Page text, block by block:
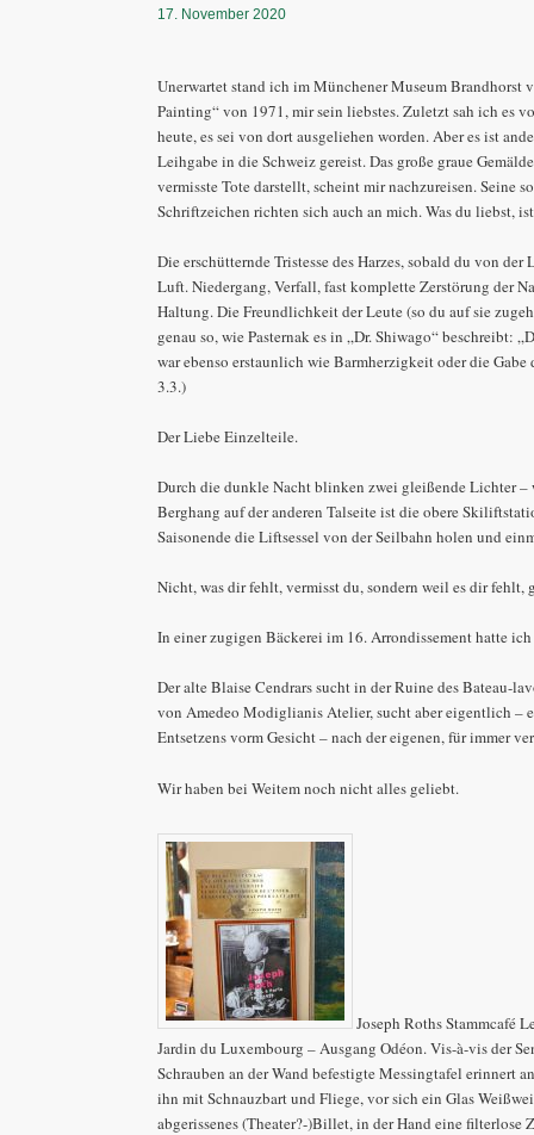
17. November 2020
Unerwartet stand ich im Münchener Museum Brandhorst
Painting“ von 1971, mir sein liebstes. Zuletzt sah ich es
heute, es sei von dort ausgeliehen worden. Aber es ist
Leihgabe in die Schweiz gereist. Das große graue
vermisste Tote darstellt, scheint mir nachzureisen. Seine
Schriftzeichen richten sich auch an mich. Was du liebst,
Die erschütternde Tristesse des Harzes, sobald du von
Luft. Niedergang, Verfall, fast komplette Zerstörung der
Haltung. Die Freundlichkeit der Leute (so du auf sie
genau so, wie Pasternak es in „Dr. Shiwago“ beschreibt:
war ebenso erstaunlich wie Barmherzigkeit oder die Gabe
3.3.)
Der Liebe Einzelteile.
Durch die dunkle Nacht blinken zwei gleißende Lichter –
Berghang auf der anderen Talseite ist die obere
Saisonende die Liftsessel von der Seilbahn holen und
Nicht, was dir fehlt, vermisst du, sondern weil es dir fehlt,
In einer zugigen Bäckerei im 16. Arrondissement hatte
Der alte Blaise Cendrars sucht in der Ruine des Bateau-
von Amedeo Modiglianis Atelier, sucht aber eigentlich –
Entsetzens vorm Gesicht – nach der eigenen, für immer
Wir haben bei Weitem noch nicht alles geliebt.
Joseph Roths Stammcafé
Jardin du Luxembourg – Ausgang Odéon. Vis-à-vis der
Schrauben an der Wand befestigte Messingtafel erinnert
ihn mit Schnauzbart und Fliege, vor sich ein Glas
abgerissenes (Theater?-)Billet, in der Hand eine filterlose